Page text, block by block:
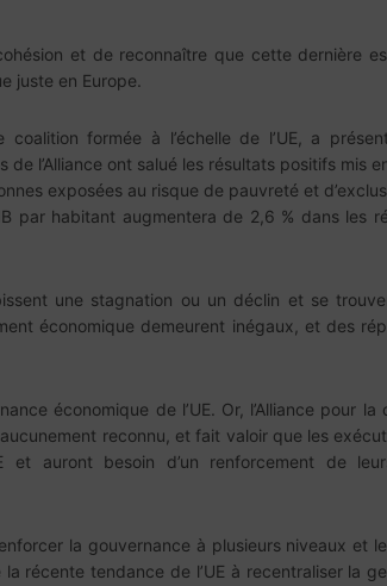
et de reconnaître que cette dernière
juste en Europe.
formée à l’échelle de l’UE, a
l’Alliance ont salué les résultats positifs mis
exposées au risque de pauvreté et
par habitant augmentera de 2,6 % dans les
une stagnation ou un déclin et se
économique demeurent inégaux, et des
économique de l’UE. Or, l’Alliance pour la
reconnu, et fait valoir que les
et auront besoin d’un renforcement de
la gouvernance à plusieurs niveaux et
récente tendance de l’UE à recentraliser la